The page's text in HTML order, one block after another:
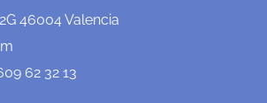
46004 Valencia
62 32 13